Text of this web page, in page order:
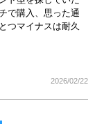
で購入、思った通
つマイナスは耐久
2026/02/22